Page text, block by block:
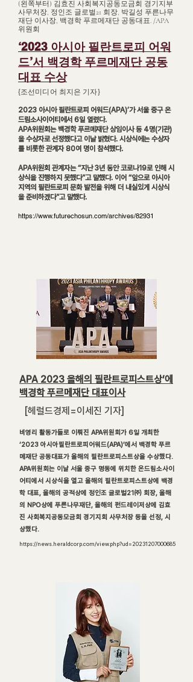
(왼쪽부터) 김효진 사회복지공동모금회 경기지부
사무처장, 정인조 글로벌21 회장, 박길성 푸른나무
재단 이사장, 백경학 푸르메재단 공동대표. /APA
위원회
‘2023 아시아 필란트로피 어워
드’서 백경학 푸르메재단 공동
대표 수상
{​조선미디어 최지은 기자}
2023 아시아 필란트로피 어워드(APA)’가 서울 중구 온
드림소사이어티에서 6일 열렸다.
APA위원회는 백경학 푸르메재단 상임이사 등 4명(기관)
을 수상자로 선정했다고 이날 밝혔다. 시상식에는 수상자
를 비롯한 관계자 80여 명이 참석했다.
APA위원회 관계자는 “지난 3년 동안 코로나19로 인해 시
상식을 진행하지 못했다”고 말했다. 이어 “앞으로 아시아
지역의 필란트로피 문화 발전을 위해 더 내실있게 시상식
을 준비하겠다”고 말했다.
https://www.futurechosun.com/archives/82931
APA 2023 올해의 필란트로피스트상’에
백경학 푸르메재단 대표이사
[헤럴드경제=이세진 기자]
비영리 활동가들로 이뤄진 APA위원회가 6일 개최한
‘2023 아시아필란트로피어워드(APA)’에서 백경학 푸르
메재단 공동대표가 올해의 필란트로피스트상을 수상했다.
APA위원회는 이날 서울 중구 명동에 위치한 온드림소사이
어티에서 시상식을 열고 올해의 필란트로피스트상에 백경
학 대표, 올해의 공적상에 정인조 글로벌21㈜ 회장, 올해
의 NPO상에 푸른나무재단, 올해의 펀드레이저상에 김효
진 사회복지공동모금회 경기지회 사무처장 등을 선정, 시
상했다.
https://news.heraldcorp.com/view.php?ud=20231207000685